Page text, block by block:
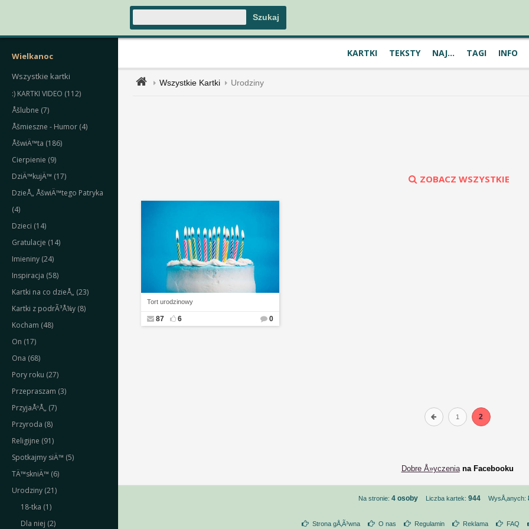
KARTKI TEKSTY NAJ... TAGI INFO
Wielkanoc
Wszystkie kartki
:) KARTKI VIDEO (112)
Åšlubne (7)
Åšmieszne - Humor (4)
ÅšwiÄ™ta (186)
Cierpienie (9)
DziÄ™kujÄ™ (17)
DzieÅ„ ÅšwiÄ™tego Patryka
(4)
Dzieci (14)
Gratulacje (14)
Imieniny (24)
Inspiracja (58)
Kartki na co dzieÅ„ (23)
Kartki z podrÃ³Å¼y (8)
Kocham (48)
On (17)
Ona (68)
Pory roku (27)
Przepraszam (3)
PrzyjaÅºÅ„ (7)
Przyroda (8)
Religijne (91)
Spotkajmy siÄ™ (5)
TÄ™skniÄ™ (6)
Urodziny (21)
18-tka (1)
Dla niej (2)
Wszystkie Kartki Urodziny
ZOBACZ WSZYSTKIE
Tort urodzinowy
87 6 0
1 2
Dobre Å»yczeniana Facebooku
Na stronie: 4 osoby Liczba kartek: 944 WysÅ‚anych:
Strona gÅ‚Ã³wna O nas Regulamin Reklama FAQ